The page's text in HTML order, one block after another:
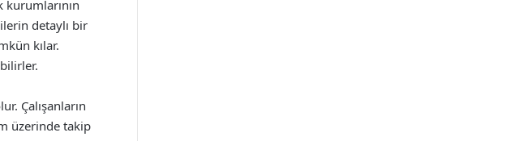
detaylı bir
kılar.
Çalışanların
üzerinde takip